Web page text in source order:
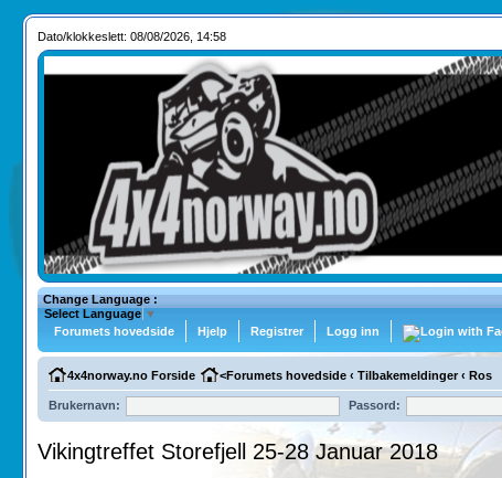
Dato/klokkeslett: 08/08/2026, 14:58
Change Language :
Select Language ▼
Forumets hovedside
Hjelp Registrer Logg inn
4x4norway.no Forside <Forumets hovedside ‹ Tilbakemeldinger ‹ Ros
Brukernavn: Passord:
Vikingtreffet Storefjell 25-28 Januar 2018